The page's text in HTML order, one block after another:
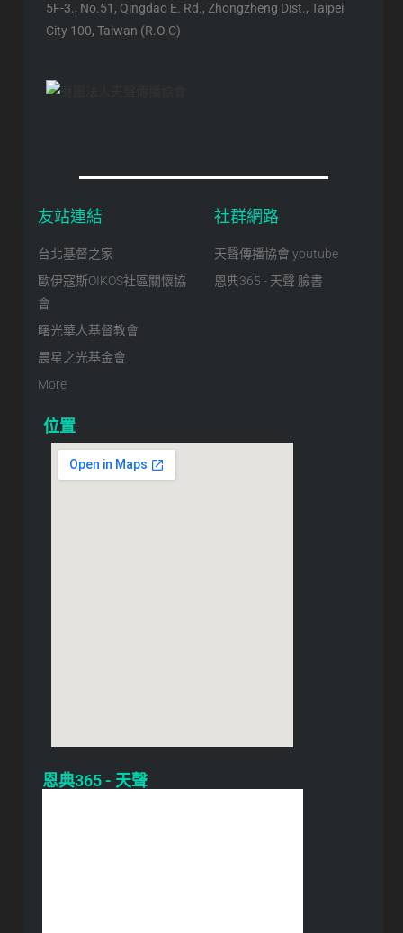
5F-3., No.51, Qingdao E. Rd., Zhongzheng Dist., Taipei
City 100, Taiwan (R.O.C)
友站連結
台北基督之家
歐伊寇斯OIKOS社區關懷協
會
曙光華人基督教會
晨星之光基金會
More
社群網路
天聲傳播協會 youtube
恩典365 - 天聲 臉書
位置
恩典365 - 天聲